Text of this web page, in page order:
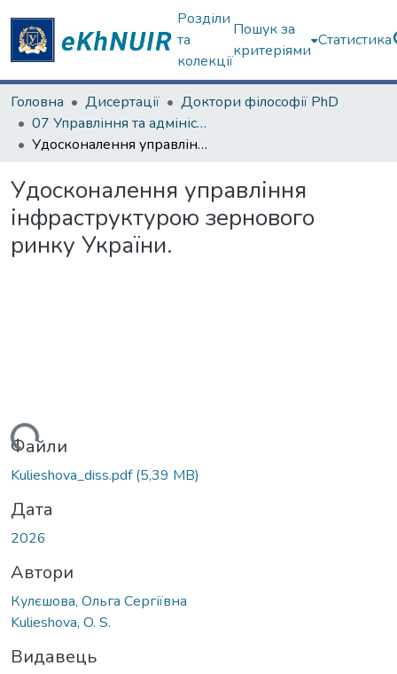
Розділи
та
колекції
Пошук за
критеріями
Статистика
Головна Дисертації
Доктори філософії PhD
07 Управління та адміністрування
Удосконалення управління інфраструктурою зернового ринку України.
Удосконалення управління
інфраструктурою зернового
ринку України.
Файли
Kulieshova_diss.pdf(5,39 MB)
Дата
2026
Автори
Кулєшова, Ольга Сергіївна
Kulieshova, O. S.
Видавець